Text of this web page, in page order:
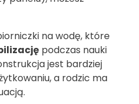
na wodę, które
podczas nauki
jest bardziej
a rodzic ma